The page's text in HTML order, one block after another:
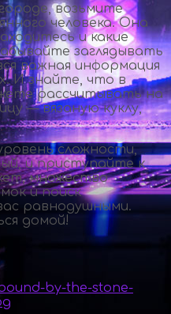
возьмите
человека. Она
и какие
заглядывать
важная информация
И знайте, что в
рассчитывать на
— вязаную куклу,
сложности,
и приступайте к
множество
и поиск
равнодушными.
домой!